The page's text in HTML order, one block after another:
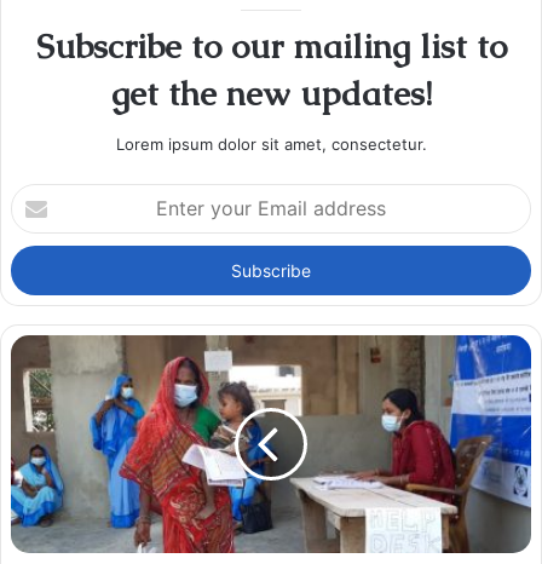
Subscribe to our mailing list to
get the new updates!
Lorem ipsum dolor sit amet, consectetur.
Enter
your
Email
address